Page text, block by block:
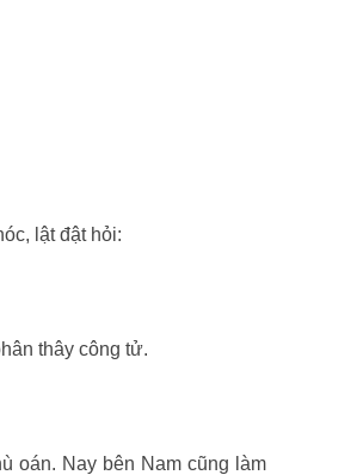
lật đật hỏi:
thây công tử.
oán. Nay bên Nam cũng làm